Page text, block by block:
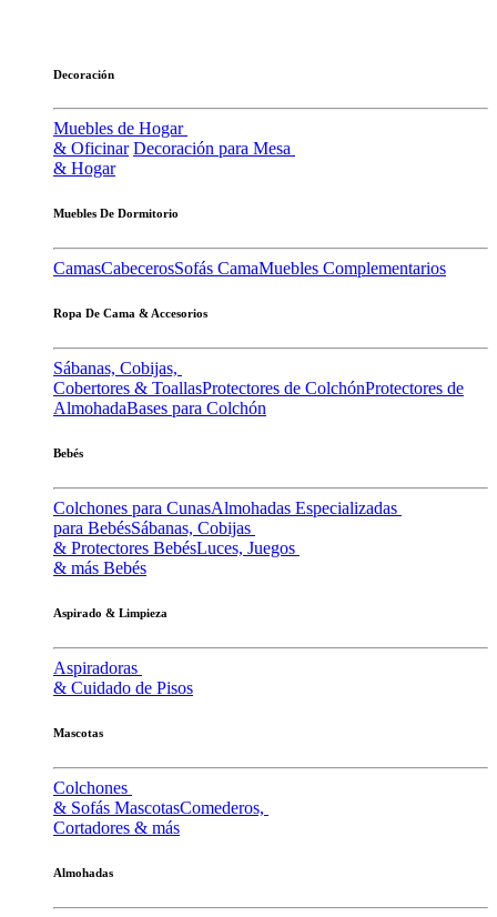
Decoración
Muebles de Hogar
& Oficinar Decoración para Mesa
& Hogar
Muebles De Dormitorio
CamasCabecerosSofás CamaMuebles Complementarios
Ropa De Cama & Accesorios
Sábanas, Cobijas,
Cobertores & ToallasProtectores de ColchónProtectores de
AlmohadaBases para Colchón
Bebés
Colchones para CunasAlmohadas Especializadas
para BebésSábanas, Cobijas
& Protectores BebésLuces, Juegos
& más Bebés
Aspirado & Limpieza
Aspiradoras
& Cuidado de Pisos
Mascotas
Colchones
& Sofás MascotasComederos,
Cortadores & más
Almohadas